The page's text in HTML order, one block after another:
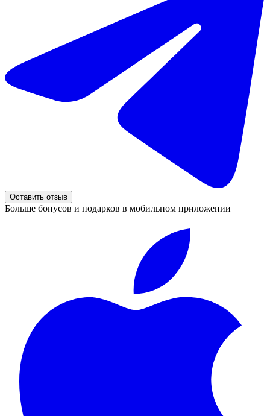
Оставить отзыв
Больше бонусов и подарков в мобильном приложении